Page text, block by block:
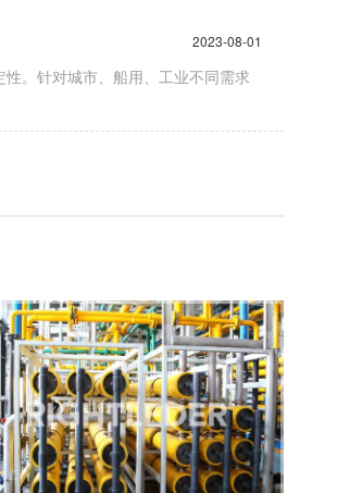
2023-08-01
。针对城市、船用、工业不同需求